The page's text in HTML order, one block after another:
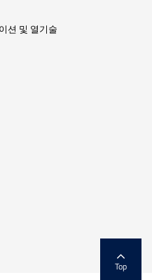
션 및 열기술
Top